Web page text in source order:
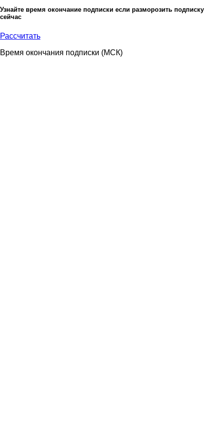
Узнайте время окончание подписки если разморозить подписку
сейчас
Рассчитать
Время окончания подписки (МСК)